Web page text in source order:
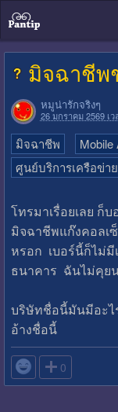
มิจฉาชีพ
หมูน่ารักจริงๆ
26 มกราคม 2569 เว
มิจฉาชีพ
Mobile
ศูนย์บริการเครือข่า
โทรมาเรื่อยเลย ก็
มิจฉาชีพแก๊งคอลเ
หรอก เบอร์นี้ก็ไม่
ธนาคาร ฉันไม่คุยน
บริษัทชื่อนี้มันมีอะไ
อ้างชื่อนี้
 0